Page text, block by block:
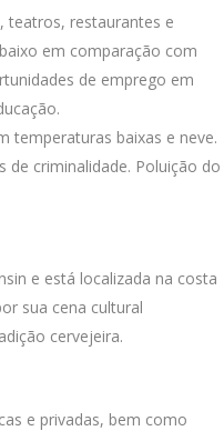
teatros, restaurantes e
em comparação com
de emprego em
temperaturas baixas e neve.
de criminalidade. Poluição do
e está localizada na costa
sua cena cultural
cervejeira.
e privadas, bem como